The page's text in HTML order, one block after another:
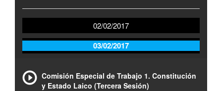
02/02/2017
03/02/2017
Comisión Especial de Trabajo 1. Constitución
y Estado Laico (Tercera Sesión)